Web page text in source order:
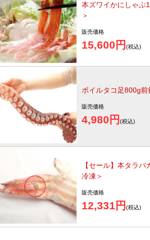
本ズワイかにしゃぶ
＞
販売価格
15,600円 (税込)
ボイルタコ足800g前
販売価格
4,980円 (税込)
【セール】本タラ
冷凍＞
販売価格
12,331円 (税込)